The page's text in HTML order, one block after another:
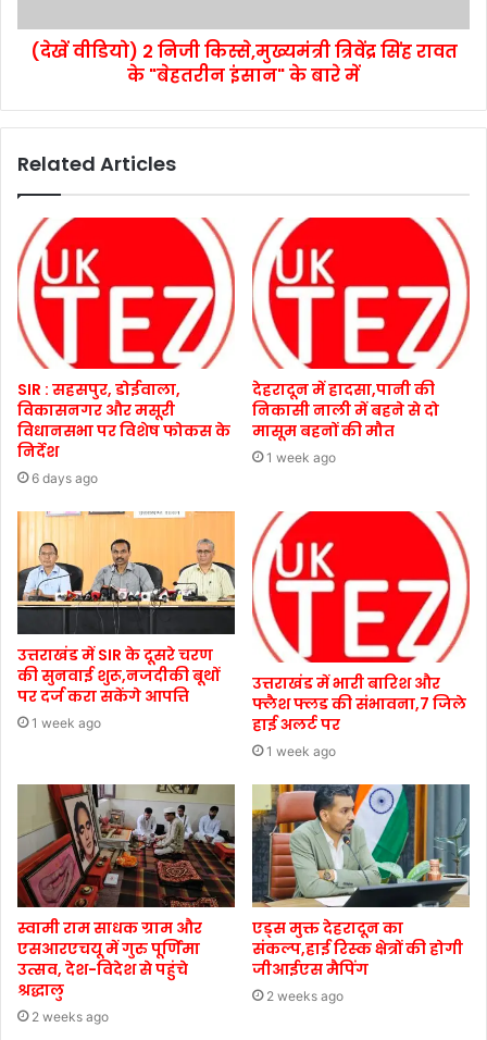
(देखें वीडियो) 2 निजी किस्से,मुख्यमंत्री त्रिवेंद्र सिंह रावत
के "बेहतरीन इंसान" के बारे में
Related Articles
SIR : सहसपुर, डोईवाला,
विकासनगर और मसूरी
विधानसभा पर विशेष फोकस के
निर्देश
6 days ago
देहरादून में हादसा,पानी की
निकासी नाली में बहने से दो
मासूम बहनों की मौत
1 week ago
उत्तराखंड में SIR के दूसरे चरण
की सुनवाई शुरू,नजदीकी बूथों
पर दर्ज करा सकेंगे आपत्ति
1 week ago
उत्तराखंड में भारी बारिश और
फ्लैश फ्लड की संभावना,7 जिले
हाई अलर्ट पर
1 week ago
स्वामी राम साधक ग्राम और
एसआरएचयू में गुरु पूर्णिमा
उत्सव, देश-विदेश से पहुंचे
श्रद्धालु
2 weeks ago
एड्स मुक्त देहरादून का
संकल्प,हाई रिस्क क्षेत्रों की होगी
जीआईएस मैपिंग
2 weeks ago